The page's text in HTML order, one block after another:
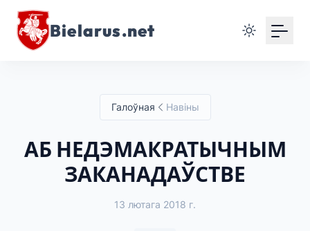
Bielarus.net
Галоўная Навіны
АБ НЕДЭМАКРАТЫЧНЫМ
ЗАКАНАДАЎСТВЕ
13 лютага 2018 г.